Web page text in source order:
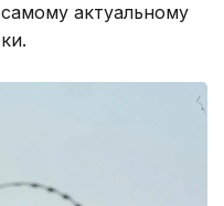
актуальному